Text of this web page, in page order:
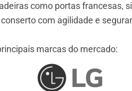
como portas francesas,
com agilidade e
marcas do mercado: